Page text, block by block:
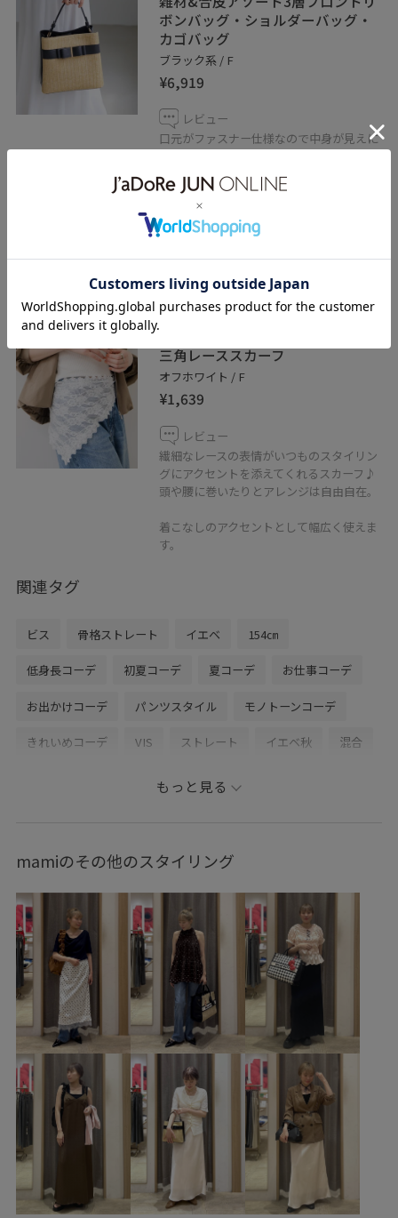
ボンバッグ・ショルダーバッグ・
カゴバッグ
ブラック系 / F
¥6,919
レビュー
口元がファスナー仕様なので中身が見えに
収納スペースが分かれているので荷物の整
理がしやすく、ICカードや鍵をサッと取り
出せるポケット付きなのも便利◎
デザインです。
三角レーススカーフ
オフホワイト / F
¥1,639
レビュー
繊細なレースの表情がいつものスタイリン
グにアクセントを添えてくれるスカーフ♪
頭や腰に巻いたりとアレンジは自由自在。
着こなしのアクセントとして幅広く使えま
す。
関連タグ
ビス 骨格ストレート イエベ 154㎝
低身長コーデ 初夏コーデ 夏コーデ お仕事コーデ
お出かけコーデ パンツスタイル モノトーンコーデ
きれいめコーデ VIS ストレート イエベ秋 混合
ニット/セーター
バンダナ/スカーフ BVA16010
2BUY10%OFF対象商品 ICEBEAUTY Tシャツ
UVケア VIS_2026SS_POLO2 vis_26ss_summergoods
vis_26ss_summertops vis_junetops
vis_okazakisae_june vis_okazakisae_may
vis_pickuptops Wbag_pickup Wpickup_items
きれいに見える さらっとした着心地 さらりとした
やや長め オープンカラー カゴバッグ カジュアル
ジョーゼット スウェット
スカート スカーフ ストレスフリー スラックス
もっと見る
mamiのその他のスタイリング